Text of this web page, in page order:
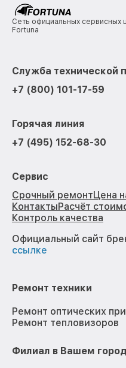
Сеть официальных сервисных
Fortuna
Служба технической
+7 (800) 101-17-59
Горячая линия
+7 (495) 152-68-30
Сервис
Срочный ремонтЦена
КонтактыРасчёт
Контроль качества
Официальный сайт
ссылке
Ремонт техники
Ремонт оптических
Ремонт тепловизоров
Филиал в Вашем